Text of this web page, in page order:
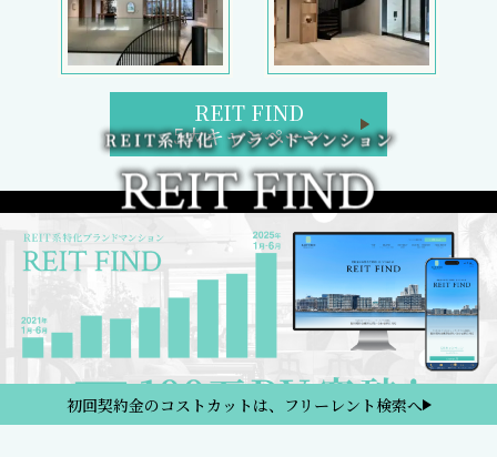
REIT FIND
5大キャンペーン
初回契約金のコストカットは、フリーレント検索へ